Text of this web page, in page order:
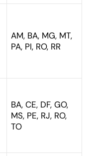
AM, BA, MG, MT,
PA, PI, RO, RR
BA, CE, DF, GO,
MS, PE, RJ, RO,
TO